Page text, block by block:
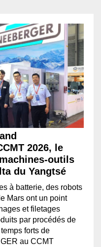
2026, le
outils
du Yangtsé
à batterie, des robots
Mars ont un point
et filetages
par procédés de
forts de
au CCMT